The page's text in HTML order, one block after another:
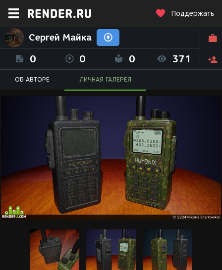
Поддержать
Сергей Майка
0 0 0 371
ОБ АВТОРЕ ЛИЧНАЯ ГАЛЕРЕЯ